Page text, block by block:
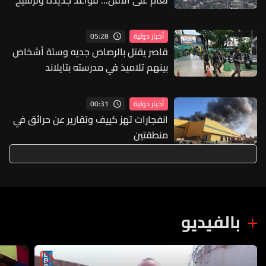
أخبار دولية 05:28
قاصر يقتل بالرصاص جديه وستة أشخاص
بينهم تلاميذ في مدرسته بتايلاند
أخبار دولية 00:31
انفجارات تهز كييف وتقارير عن حرائق في
منطقتين
بالفيديو